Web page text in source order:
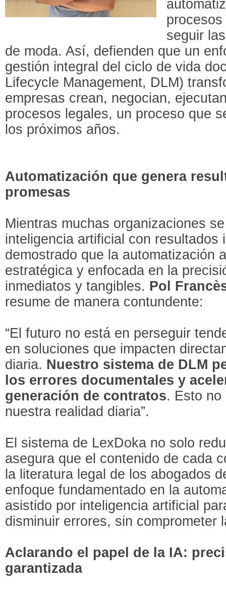
seguir
de moda. Así, defienden que un
gestión integral del ciclo de vida
Lifecycle Management, DLM)
empresas crean, negocian,
procesos legales, un proceso que
los próximos años.
Automatización que genera
promesas
Mientras muchas organizaciones
inteligencia artificial con resultados
demostrado que la automatización
estratégica y enfocada en la
inmediatos y tangibles. Pol
resume de manera contundente:
“El futuro no está en perseguir
en soluciones que impacten
diaria. Nuestro sistema de DLM
los errores documentales y
generación de contratos. Esto no
nuestra realidad diaria”.
El sistema de LexDoka no solo
asegura que el contenido de cada
la literatura legal de los abogados
enfoque fundamentado en la
asistido por inteligencia artificial
disminuir errores, sin comprometer
Aclarando el papel de la IA:
garantizada